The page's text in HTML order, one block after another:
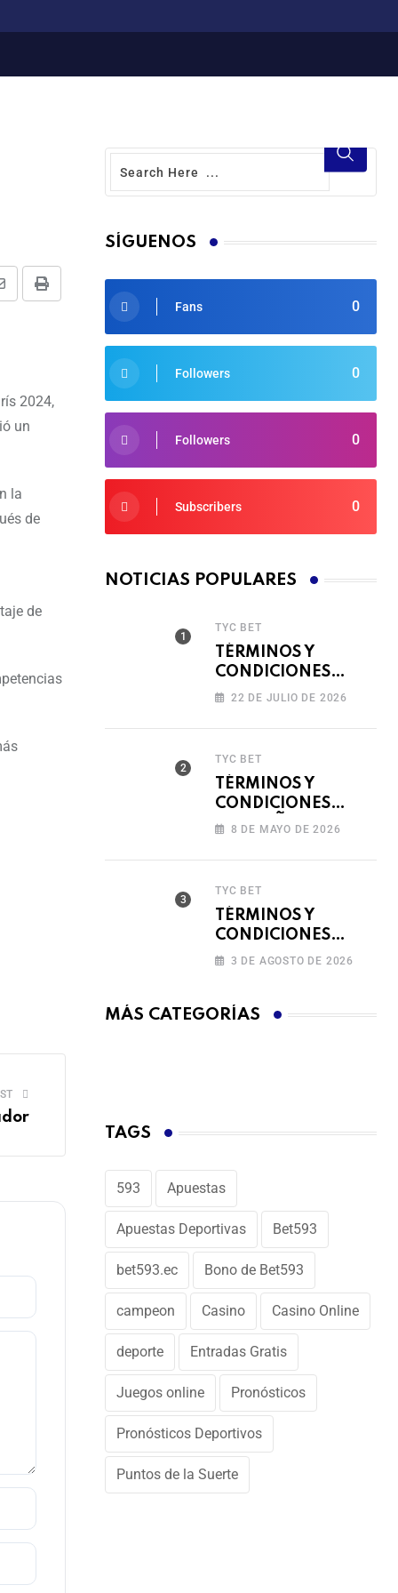
2024,
un
la
de
de
SÍGUENOS
0
Fans
0
Followers
0
Followers
0
Subscribers
NOTICIAS POPULARES
TYC BET
TÉRMINOS Y
CONDICIONES
TORNEO COMPITE,
22 DE JULIO DE 2026
TYC BET
TÉRMINOS Y
CONDICIONES
CAMPAÑA
8 DE MAYO DE 2026
TYC BET
TÉRMINOS Y
CONDICIONES
FERIADO DE
3 DE AGOSTO DE 2026
MÁS CATEGORÍAS
TAGS
593 Apuestas
Apuestas Deportivas Bet593
bet593.ec Bono de Bet593
campeon Casino Casino Online
deporte Entradas Gratis
Juegos online Pronósticos
Pronósticos Deportivos
Puntos de la Suerte